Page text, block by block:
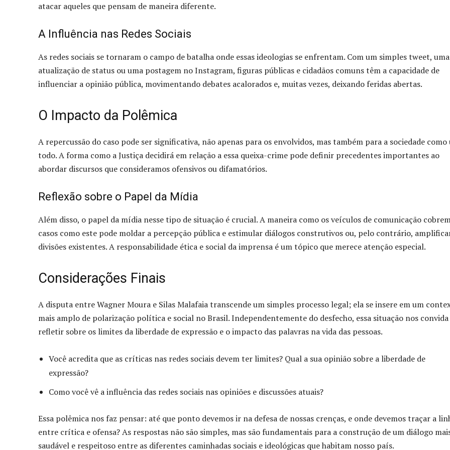
atacar aqueles que pensam de maneira diferente.
A Influência nas Redes Sociais
As redes sociais se tornaram o campo de batalha onde essas ideologias se enfrentam. Com um simples tweet, uma
atualização de status ou uma postagem no Instagram, figuras públicas e cidadãos comuns têm a capacidade de
influenciar a opinião pública, movimentando debates acalorados e, muitas vezes, deixando feridas abertas.
O Impacto da Polêmica
A repercussão do caso pode ser significativa, não apenas para os envolvidos, mas também para a sociedade como
todo. A forma como a Justiça decidirá em relação a essa queixa-crime pode definir precedentes importantes ao
abordar discursos que consideramos ofensivos ou difamatórios.
Reflexão sobre o Papel da Mídia
Além disso, o papel da mídia nesse tipo de situação é crucial. A maneira como os veículos de comunicação
casos como este pode moldar a percepção pública e estimular diálogos construtivos ou, pelo contrário,
divisões existentes. A responsabilidade ética e social da imprensa é um tópico que merece atenção especial.
Considerações Finais
A disputa entre Wagner Moura e Silas Malafaia transcende um simples processo legal; ela se insere em um
mais amplo de polarização política e social no Brasil. Independentemente do desfecho, essa situação nos convida
refletir sobre os limites da liberdade de expressão e o impacto das palavras na vida das pessoas.
Você acredita que as críticas nas redes sociais devem ter limites? Qual a sua opinião sobre a liberdade de
expressão?
Como você vê a influência das redes sociais nas opiniões e discussões atuais?
Essa polêmica nos faz pensar: até que ponto devemos ir na defesa de nossas crenças, e onde devemos traçar a
entre crítica e ofensa? As respostas não são simples, mas são fundamentais para a construção de um diálogo
saudável e respeitoso entre as diferentes caminhadas sociais e ideológicas que habitam nosso país.